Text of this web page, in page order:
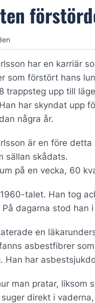
har en karriär
som förstört hans
trappsteg upp till
har skyndat upp
några år.
är en före
sällan skådats.
på en vecka, 60
talet. Han tog
dagarna stod han
en
asbestfibrer
Han har
man pratar, liksom
direkt i